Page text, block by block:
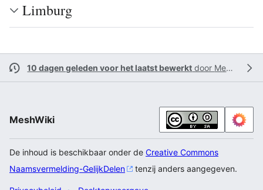
Limburg
10 dagen geleden voor het laatst bewerkt door Meshonno
MeshWiki
De inhoud is beschikbaar onder de Creative Commons
Naamsvermelding-GelijkDelen
tenzij anders aangegeven.